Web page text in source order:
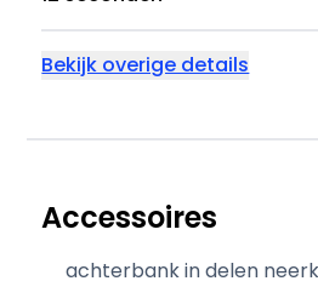
Bekijk overige details
Accessoires
achterbank in delen